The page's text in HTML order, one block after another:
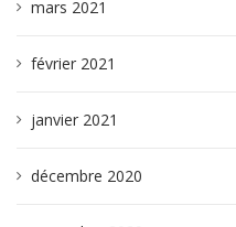
mars 2021
février 2021
janvier 2021
décembre 2020